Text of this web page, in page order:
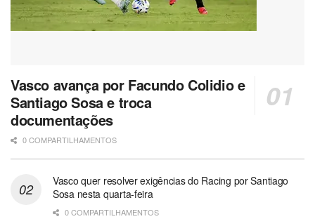
Vasco avança por Facundo Colidio e
Santiago Sosa e troca
documentações
0 COMPARTILHAMENTOS
Vasco quer resolver exigências do Racing por Santiago
Sosa nesta quarta-feira
0 COMPARTILHAMENTOS